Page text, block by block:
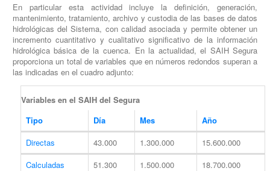
En particular esta actividad incluye la definición, generación,
mantenimiento, tratamiento, archivo y custodia de las bases de datos
hidrológicas del Sistema, con calidad asociada y permite obtener un
incremento cuantitativo y cualitativo significativo de la información
hidrológica básica de la cuenca. En la actualidad, el SAIH Segura
proporciona un total de variables que en números redondos superan a
las indicadas en el cuadro adjunto:
Variables en el SAIH del Segura
Tipo
Día Mes
Año
Directas
43.000 1.300.000
15.600.000
Calculadas
51.300 1.500.000
18.700.000